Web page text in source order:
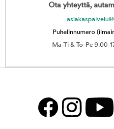
Ota yhteyttä,
Puhelinnumero
Ma-Ti & To-Pe 9.00-